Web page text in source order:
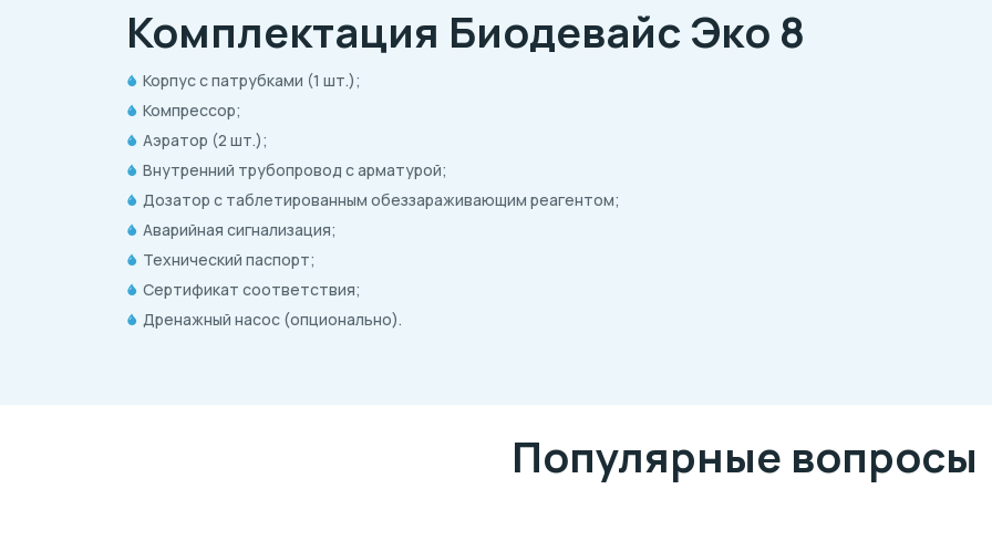
Комплектация Биодевайс Эко 8
Корпус с патрубками (1 шт.);
Компрессор;
Аэратор (2 шт.);
Внутренний трубопровод с арматурой;
Дозатор с таблетированным обеззараживающим реагентом;
Аварийная сигнализация;
Технический паспорт;
Сертификат соответствия;
Дренажный насос (опционально).
Популярные вопросы